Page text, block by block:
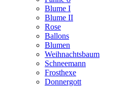
Blume I
Blume II
Rose
Ballons
Blumen
Weihnachtsbaum
Schneemann
Frosthexe
Donnergott